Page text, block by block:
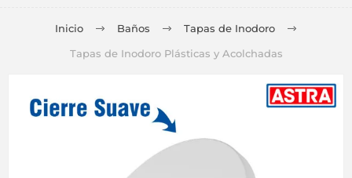
Inicio Baños
Tapas de Inodoro
Tapas de Inodoro Plásticas y Acolchadas